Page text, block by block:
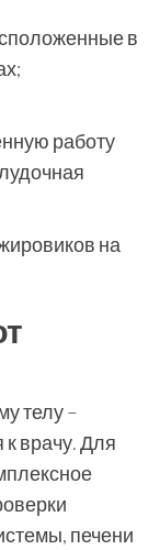
в
работу
телу –
врачу. Для
печени